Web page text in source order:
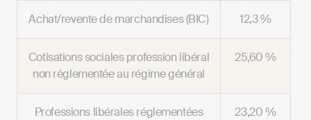
Achat/revente de marchandises (BIC) 12,3 %
Cotisations sociales profession libéral
non réglementée au régime général
25,60 %
Professions libérales réglementées
23,20 %